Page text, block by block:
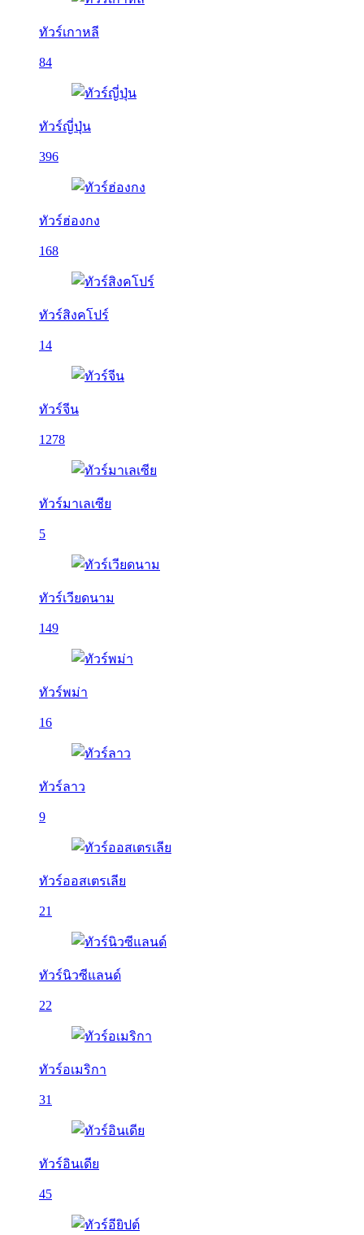
ทัวร์เกาหลี
84
ทัวร์ญี่ปุ่น
396
ทัวร์ฮ่องกง
168
ทัวร์สิงคโปร์
14
ทัวร์จีน
1278
ทัวร์มาเลเซีย
5
ทัวร์เวียดนาม
149
ทัวร์พม่า
16
ทัวร์ลาว
9
ทัวร์ออสเตรเลีย
21
ทัวร์นิวซีแลนด์
22
ทัวร์อเมริกา
31
ทัวร์อินเดีย
45